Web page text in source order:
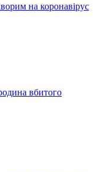
на коронавірус
вбитого